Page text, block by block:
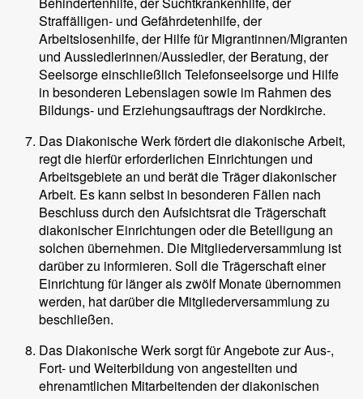
Straffälligen- und Gefährdetenhilfe, der
Arbeitslosenhilfe, der Hilfe für Migrantinnen/Migranten
und Aussiedlerinnen/Aussiedler, der Beratung, der
Seelsorge einschließlich Telefonseelsorge und Hilfe
in besonderen Lebenslagen sowie im Rahmen des
Bildungs- und Erziehungsauftrags der Nordkirche.
Das Diakonische Werk fördert die diakonische Arbeit,
regt die hierfür erforderlichen Einrichtungen und
Arbeitsgebiete an und berät die Träger diakonischer
Arbeit. Es kann selbst in besonderen Fällen nach
Beschluss durch den Aufsichtsrat die Trägerschaft
diakonischer Einrichtungen oder die Beteiligung an
solchen übernehmen. Die Mitgliederversammlung ist
darüber zu informieren. Soll die Trägerschaft einer
Einrichtung für länger als zwölf Monate übernommen
werden, hat darüber die Mitgliederversammlung zu
beschließen.
Das Diakonische Werk sorgt für Angebote zur Aus-,
Fort- und Weiterbildung von angestellten und
ehrenamtlichen Mitarbeitenden der diakonischen